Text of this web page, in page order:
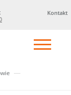
Kontakt